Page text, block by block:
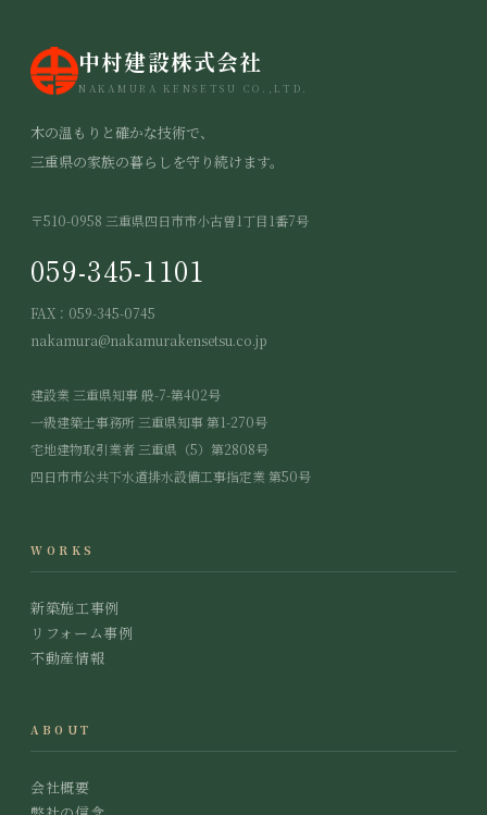
中村建設株式会社
NAKAMURA KENSETSU CO.,LTD.
木の温もりと確かな技術で、
三重県の家族の暮らしを守り続けます。
〒510-0958 三重県四日市市小古曽1丁目1番7号
059-345-1101
FAX：059-345-0745
nakamura@nakamurakensetsu.co.jp
建設業 三重県知事 般-7-第402号
一級建築士事務所 三重県知事 第1-270号
宅地建物取引業者 三重県（5）第2808号
四日市市公共下水道排水設備工事指定業 第50号
WORKS
新築施工事例
リフォーム事例
不動産情報
ABOUT
会社概要